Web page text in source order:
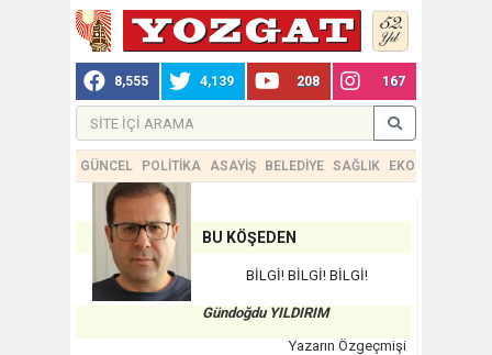
8,555 4,139 208 167
GÜNCEL POLİTİKA ASAYİŞ BELEDİYE SAĞLIK EKONOMİ
BU KÖŞEDEN
BİLGİ! BİLGİ! BİLGİ!
Gündoğdu YILDIRIM
Yazarın Özgeçmişi